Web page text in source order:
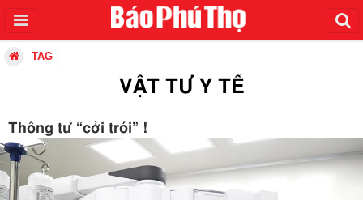
TAG
VẬT TƯ Y TẾ
Thông tư “cởi trói” !